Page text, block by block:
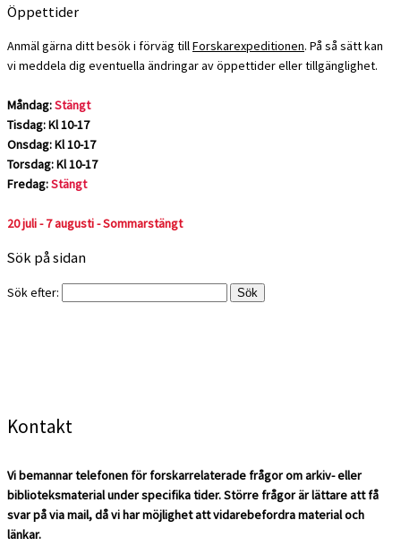
Öppettider
Anmäl gärna ditt besök i förväg tillForskarexpeditionen. På så sätt kan
vi meddela dig eventuella ändringar av öppettider eller tillgänglighet.
Måndag:Stängt
Tisdag: Kl 10-17
Onsdag: Kl 10-17
Torsdag: Kl 10-17
Fredag:Stängt
20 juli - 7 augusti - Sommarstängt
Sök på sidan
Sök efter:
Kontakt
Vi bemannar telefonen för forskarrelaterade frågor om arkiv- eller
biblioteksmaterial under specifika tider. Större frågor är lättare att få
svar på via mail, då vi har möjlighet att vidarebefordra material och
länkar.